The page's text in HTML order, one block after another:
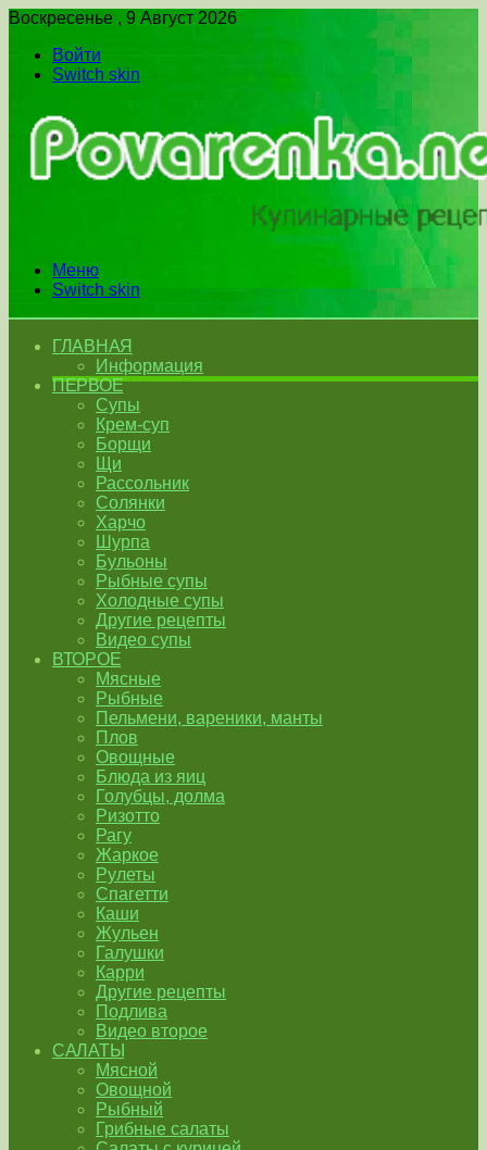
Воскресенье , 9 Август 2026
Войти
Switch skin
Меню
Switch skin
ГЛАВНАЯ
Информация
ПЕРВОЕ
Супы
Крем-суп
Борщи
Щи
Рассольник
Солянки
Харчо
Шурпа
Бульоны
Рыбные супы
Холодные супы
Другие рецепты
Видео супы
ВТОРОЕ
Мясные
Рыбные
Пельмени, вареники, манты
Плов
Овощные
Блюда из яиц
Голубцы, долма
Ризотто
Рагу
Жаркое
Рулеты
Спагетти
Каши
Жульен
Галушки
Карри
Другие рецепты
Подлива
Видео второе
САЛАТЫ
Мясной
Овощной
Рыбный
Грибные салаты